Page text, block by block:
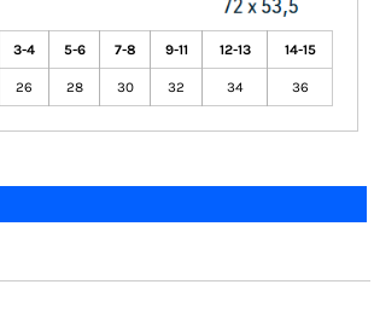
3-4 5-6 7-8 9-11 12-13 14-15
26 28 30 32 34 36